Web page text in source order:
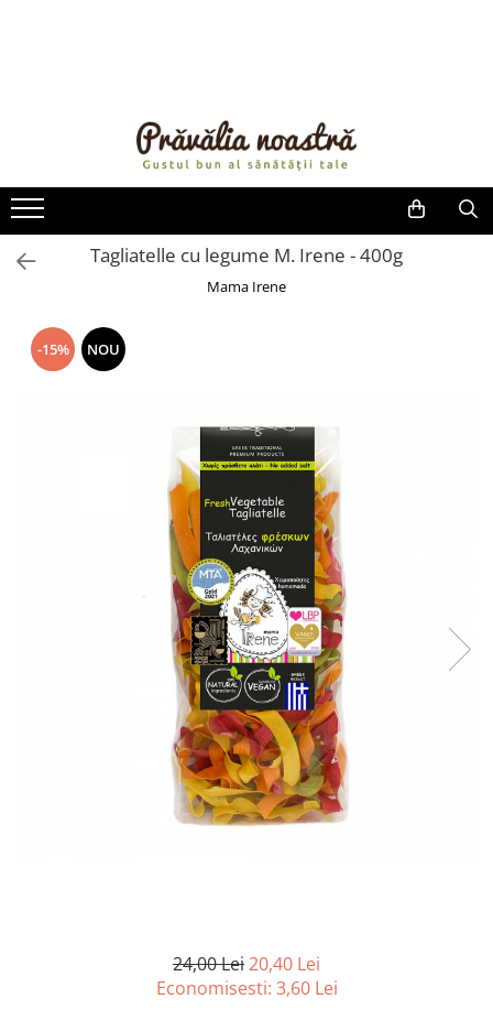
ULEIURI ȘI UNTURI
MĂSLINE
NUCI ȘI SEMINȚE
FRUCTE DESHIDRATATE
FRUCTE LA CONSERVĂ
OȚETURI ȘI SOSURI
CREME ȘI PASTE TARTINABILE
PRODUSE ECO / ORGANICE
Tagliatelle cu legume M. Irene - 400g
Mama Irene
-15% NOU
24,00 Lei20,40 Lei
Economisesti: 3,60 Lei